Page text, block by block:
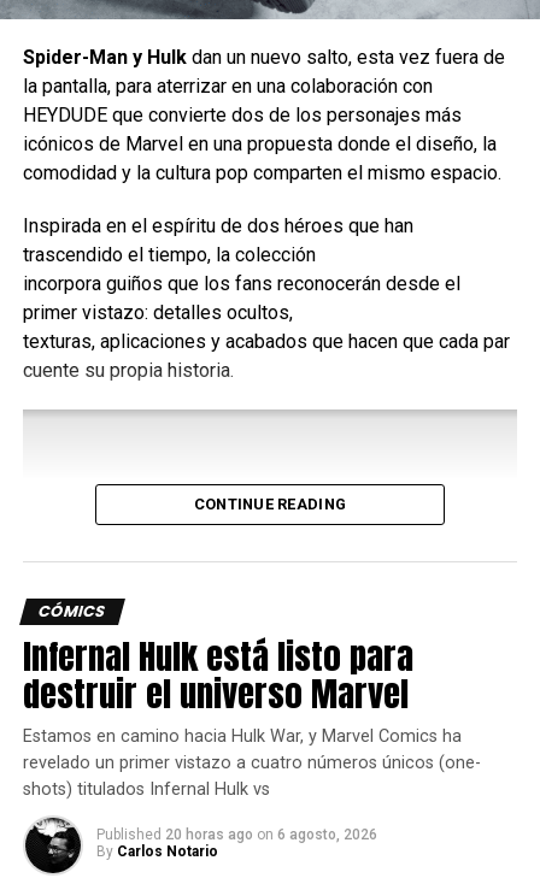
Llegó la hora de explorar la Cuenca Coralina, un vecindario
En esta área sumergida, quienes jueguen podrán construir
estructuras que flotan a distintos niveles gracias a los
bloques flotantes, así como activar máquinas de burbujas
o farolas con la ayuda de Pokémon que tengan la
especialidad Electrificar.
Lo que ofrece el nuevo contenido de
Pokémon Pokopia
En esta aventura submarina por la Cuenca Coralina, los
jugadores encontrarán atuendos y muebles nuevos, más
Pokémon y una mejora del movimiento Surf. También se
podrá construir un submarino Sharpedo para crear una
habitación que parecerá una base secreta.
El nuevo movimiento Buceo, que llega con la
actualización gratuita a la versión 2.0.0, se podrá
aprender después de conocer a Manaphy, un Pokémon
Mítico de tipo Agua.
Spider-Man y Hulkdan un nuevo salto, esta vez fuera de
la pantalla, para aterrizar en una colaboración con
HEYDUDE que convierte dos de los personajes más
icónicos de Marvel en una propuesta donde el diseño, la
comodidad y la cultura pop comparten el mismo espacio.
Inspirada en el espíritu de dos héroes que han
trascendido el tiempo, la colección
incorpora guiños que los fans reconocerán desde el
primer vistazo: detalles ocultos,
texturas, aplicaciones y acabados que hacen que cada par
cuente su propia historia.
CONTINUE READING
CÓMICS
Infernal Hulk está listo para
destruir el universo Marvel
Estamos en camino hacia Hulk War, y Marvel Comics ha
revelado un primer vistazo a cuatro números únicos (one-
shots) titulados Infernal Hulk vs
Published 20 horas ago on 6 agosto, 2026
By Carlos Notario